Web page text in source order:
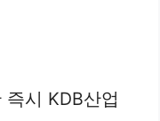
시 KDB산업